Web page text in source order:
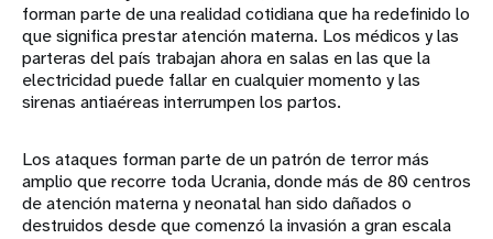
forman parte de una realidad cotidiana que ha redefinido lo
que significa prestar atención materna. Los médicos y las
parteras del país trabajan ahora en salas en las que la
electricidad puede fallar en cualquier momento y las
sirenas antiaéreas interrumpen los partos.
Los ataques forman parte de un patrón de terror más
amplio que recorre toda Ucrania, donde más de 80 centros
de atención materna y neonatal han sido dañados o
destruidos desde que comenzó la invasión a gran escala